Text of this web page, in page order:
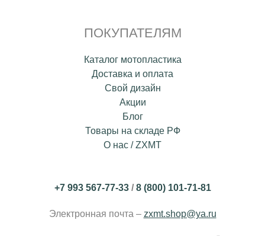
ПОКУПАТЕЛЯМ
Каталог мотопластика
Доставка и оплата
Свой дизайн
Акции
Блог
Товары на складе РФ
О нас / ZXMT
+7 993 567-77-33/8 (800) 101-71-81
Электронная почта – zxmt.shop@ya.ru